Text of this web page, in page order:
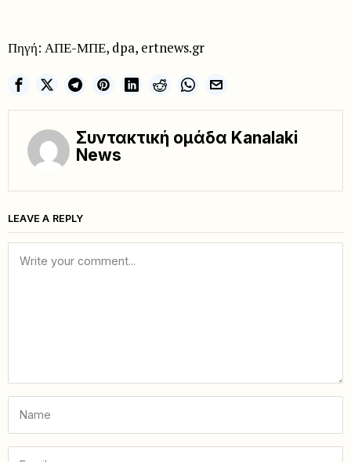
Πηγή: ΑΠΕ-ΜΠΕ, dpa, ertnews.gr
Συντακτική ομάδα Kanalaki
News
LEAVE A REPLY